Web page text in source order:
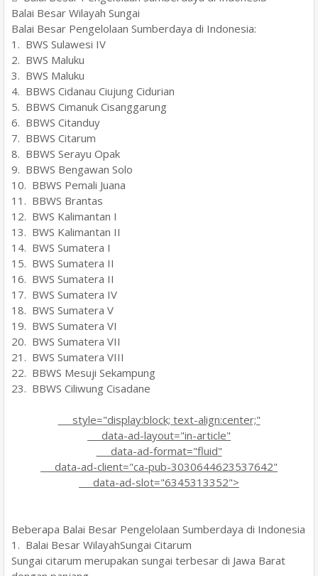
Balai Besar Wilayah Sungai
Balai Besar Pengelolaan Sumberdaya di Indonesia:
1. BWS Sulawesi IV
2. BWS Maluku
3. BWS Maluku
4. BBWS Cidanau Ciujung Cidurian
5. BBWS Cimanuk Cisanggarung
6. BBWS Citanduy
7. BBWS Citarum
8. BBWS Serayu Opak
9. BBWS Bengawan Solo
10. BBWS Pemali Juana
11. BBWS Brantas
12. BWS Kalimantan I
13. BWS Kalimantan II
14. BWS Sumatera I
15. BWS Sumatera II
16. BWS Sumatera II
17. BWS Sumatera IV
18. BWS Sumatera V
19. BWS Sumatera VI
20. BWS Sumatera VII
21. BWS Sumatera VIII
22. BBWS Mesuji Sekampung
23. BBWS Ciliwung Cisadane
style="display:block; text-align:center;"
data-ad-layout="in-article"
data-ad-format="fluid"
data-ad-client="ca-pub-3030644623537642"
data-ad-slot="6345313352">
Beberapa Balai Besar Pengelolaan Sumberdaya di Indonesia
1. Balai Besar WilayahSungai Citarum
Sungai citarum merupakan sungai terbesar di Jawa Barat